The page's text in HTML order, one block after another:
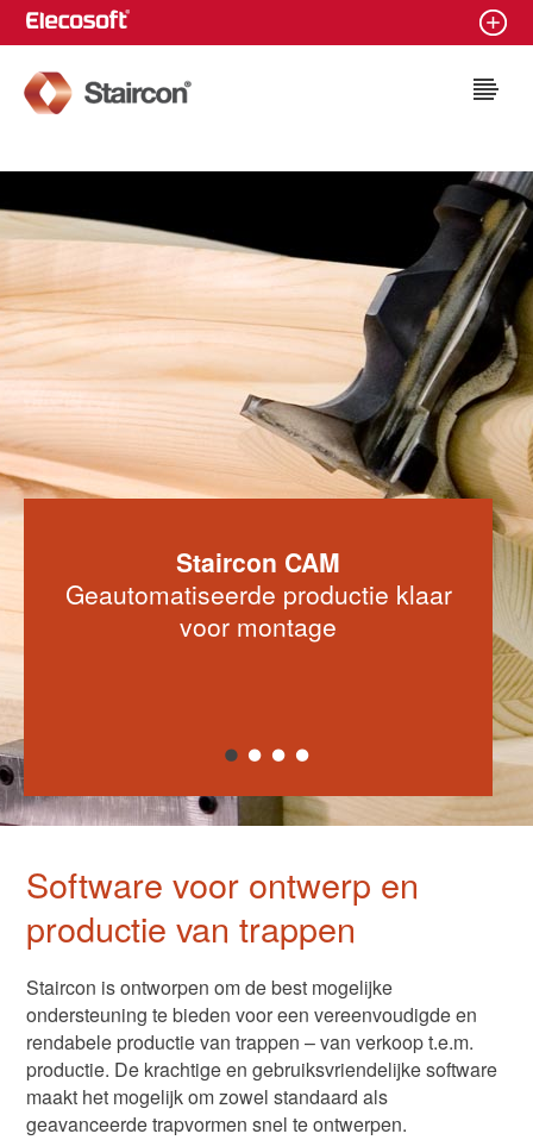
Staircon CAM
Geautomatiseerde productie klaar
voor montage
Software voor ontwerp en
productie van trappen
Staircon is ontworpen om de best mogelijke
ondersteuning te bieden voor een vereenvoudigde en
rendabele productie van trappen – van verkoop t.e.m.
productie. De krachtige en gebruiksvriendelijke software
maakt het mogelijk om zowel standaard als
geavanceerde trapvormen snel te ontwerpen.